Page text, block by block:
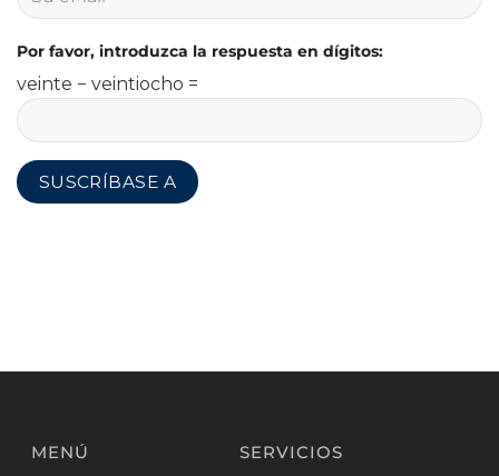
Por favor, introduzca la respuesta en dígitos:
veinte − veintiocho =
MENÚ SERVICIOS